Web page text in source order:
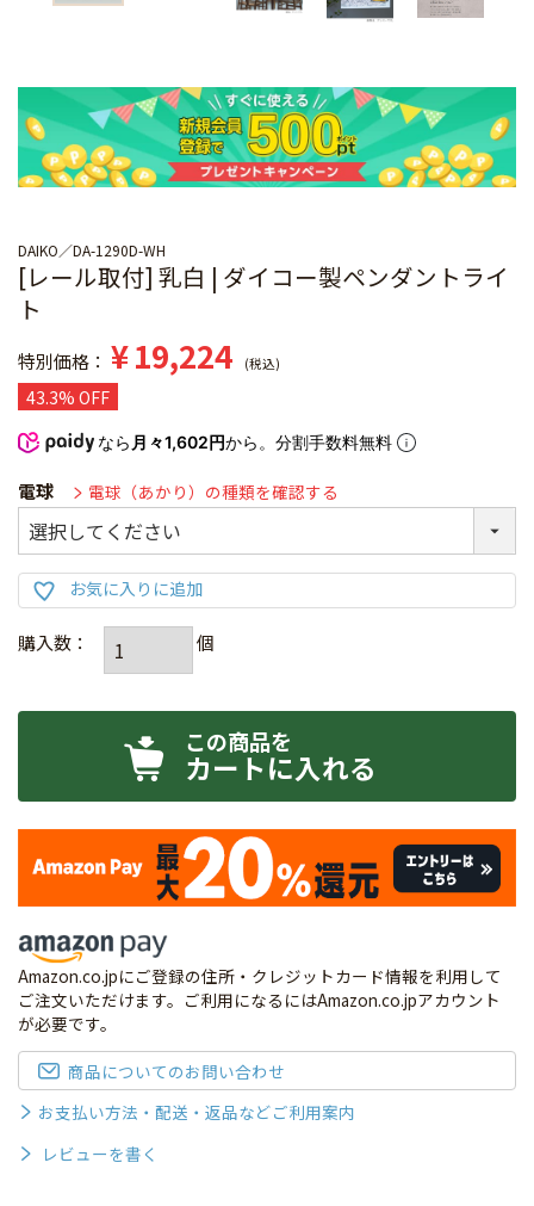
DAIKO DA-1290D-WH
[レール取付] 乳白 | ダイコー製ペンダントライ
ト
特別価格 ¥19,224 税込
43.3% OFF
なら 月々1,602円から。分割手数料無料
電球 電球（あかり）の種類を確認する
カートに入れる
Amazon.co.jpにご登録の住所・クレジットカード情報を利用して
ご注文いただけます。ご利用になるにはAmazon.co.jpアカウント
が必要です。
商品についてのお問い合わせ
お支払い方法・配送・返品などご利用案内
レビューを書く